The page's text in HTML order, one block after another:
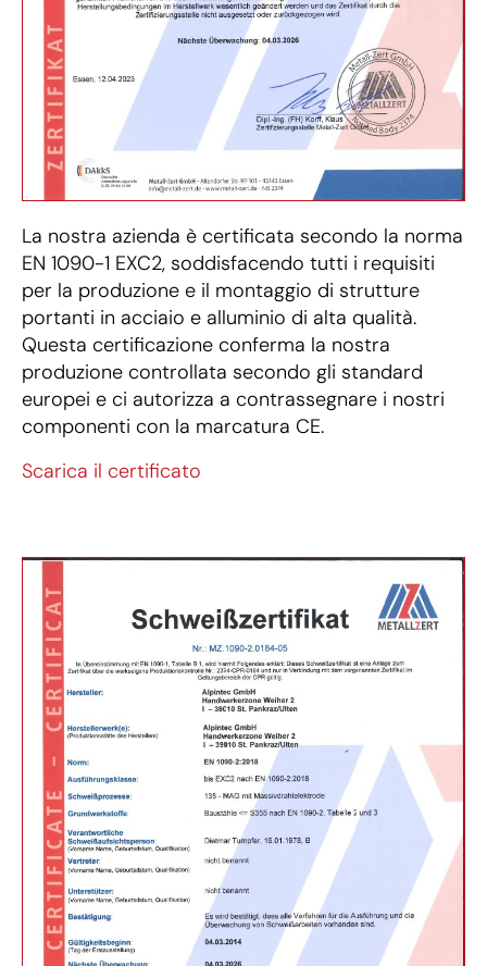
La nostra azienda è certificata secondo la norma
EN 1090-1 EXC2, soddisfacendo tutti i requisiti
per la produzione e il montaggio di strutture
portanti in acciaio e alluminio di alta qualità.
Questa certificazione conferma la nostra
produzione controllata secondo gli standard
europei e ci autorizza a contrassegnare i nostri
componenti con la marcatura CE.
Scarica il certificato